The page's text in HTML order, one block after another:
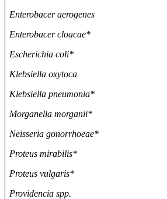
Enterobacer aerogenes
Enterobacer cloacae*
Escherichia coli*
Klebsiella oxytoca
Klebsiella pneumonia*
Morganella morganii*
Neisseria gonorrhoeae*
Proteus mirabilis*
Proteus vulgaris*
Providencia spp.